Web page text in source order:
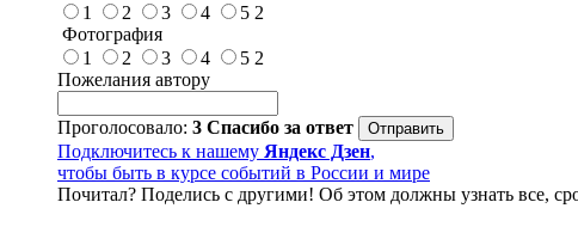
1
2 3 4 5 2
Фотография
1
2 3 4 5 2
Пожелания автору
Проголосовало: 3 Спасибо за ответ
Подключитесь к нашему Яндекс Дзен,
чтобы быть в курсе событий в России и мире
Почитал? Поделись с другими! Об этом должны узнать все,